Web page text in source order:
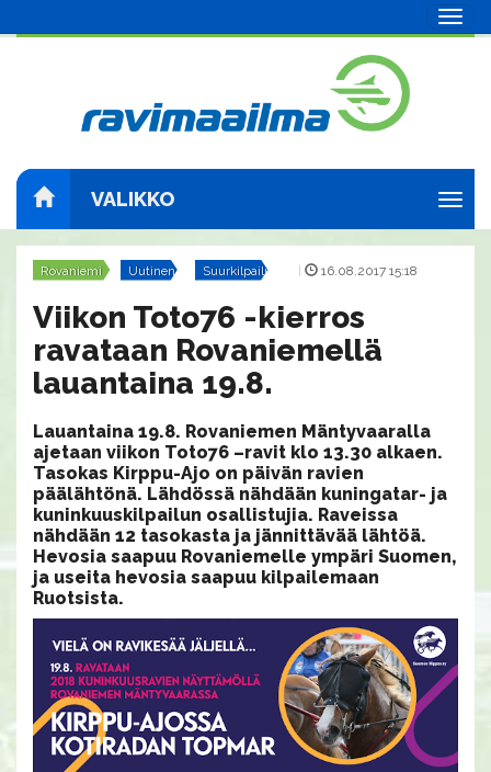
VALIKKO
Rovaniemi Uutinen Suurkilpailut | 16.08.2017 15:18
Viikon Toto76 -kierros
ravataan Rovaniemellä
lauantaina 19.8.
Lauantaina 19.8. Rovaniemen Mäntyvaaralla
ajetaan viikon Toto76 –ravit klo 13.30 alkaen.
Tasokas Kirppu-Ajo on päivän ravien
päälähtönä. Lähdössä nähdään kuningatar- ja
kuninkuuskilpailun osallistujia. Raveissa
nähdään 12 tasokasta ja jännittävää lähtöä.
Hevosia saapuu Rovaniemelle ympäri Suomen,
ja useita hevosia saapuu kilpailemaan
Ruotsista.